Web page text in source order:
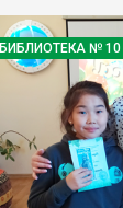
БИБЛИОТЕКА № 10